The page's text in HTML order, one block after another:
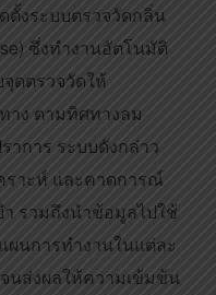
งระบบตรวจวัดกลิ่น
ซึ่งทำงานอัตโนมัติ
ดตรวจวัดให้
ง ตามทิศทางลม
าการ ระบบดังกล่าว
ราะห์ และคาดการณ์
รวมถึงนำข้อมูลไปใช้
ผนการทำงานในแต่ละ
นส่งผลให้ความเข้มข้น